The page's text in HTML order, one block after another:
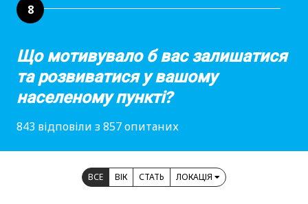
8
Що мотивувало б вас залишатися
та розвиватися у вашому
населеному пункті?
843 відповіли з 857 опитаних
ВСЕ ВІК СТАТЬ ЛОКАЦІЯ